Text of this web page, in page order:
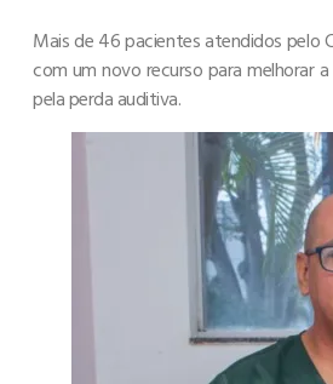
Mais de 46 pacientes atendidos pelo
com um novo recurso para melhorar
pela perda auditiva.